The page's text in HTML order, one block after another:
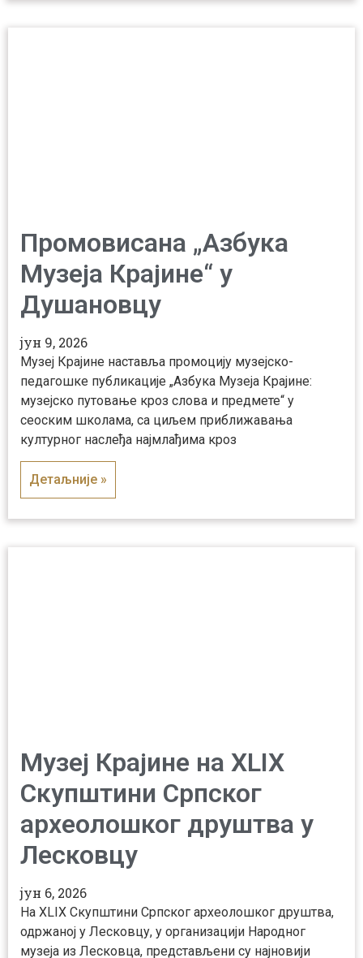
Промовисана „Азбука
Музеја Крајине“ у
Душановцу
јун 9, 2026
Музеј Крајине наставља промоцију музејско-
педагошке публикације „Азбука Музеја Крајине:
музејско путовање кроз слова и предмете“ у
сеоским школама, са циљем приближавања
културног наслеђа најмлађима кроз
Детаљније »
Музеј Крајине на XLIX
Скупштини Српског
археолошког друштва у
Лесковцу
јун 6, 2026
На XLIX Скупштини Српског археолошког друштва,
одржаној у Лесковцу, у организацији Народног
музеја из Лесковца, представљени су најновији